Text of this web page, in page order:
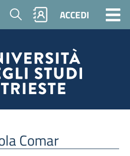
Cerca ACCEDI
Comar